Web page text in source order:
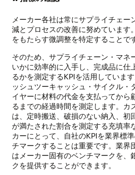
メーカー各社は常にサプライチェー
減とプロセスの改善に努めています
をもたらす微調整を特定することで
そのため、サプライチェーン・マネ
いかに効率的に入手し、完成品に仕
るかを測定するKPIを活用していま
ッシュツーキャッシュ・サイクル・
イヤーに材料の代金を支払ってから
るまでの経過時間を測定します。カ
は、定時搬送、破損のない納入、初
が満たされた割合を測定する充填率
カーにとって、自社のKPIを業界標
チマークすることは重要です。業界
はメーカー固有のベンチマークを、
クを提供することができます。